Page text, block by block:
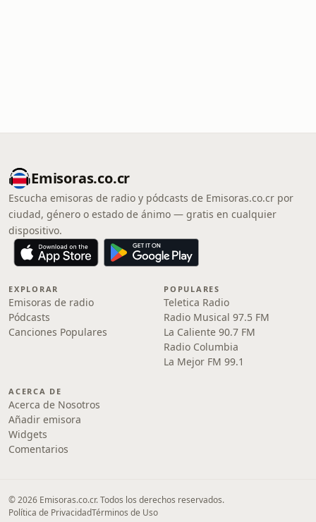
Emisoras.co.cr
Escucha emisoras de radio y pódcasts de Emisoras.co.cr por
ciudad, género o estado de ánimo — gratis en cualquier
dispositivo.
EXPLORAR
Emisoras de radio
Pódcasts
Canciones Populares
POPULARES
Teletica Radio
Radio Musical 97.5 FM
La Caliente 90.7 FM
Radio Columbia
La Mejor FM 99.1
ACERCA DE
Acerca de Nosotros
Añadir emisora
Widgets
Comentarios
© 2026 Emisoras.co.cr. Todos los derechos reservados.
Política de PrivacidadTérminos de Uso